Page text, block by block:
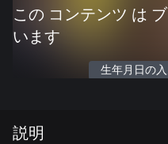
この コンテンツ は
います
生年月日の入
説明